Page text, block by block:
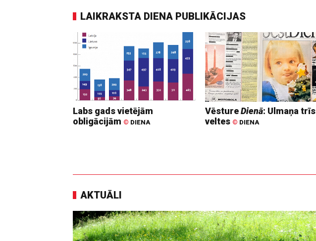
LAIKRAKSTA DIENA PUBLIKĀCIJAS
Labs gads vietējām
obligācijām © DIENA
VēstureDienā: Ulmaņa trīs
veltes © DIENA
AKTUĀLI